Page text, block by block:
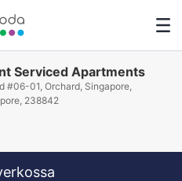
Serviced Apartments
#06-01, Orchard, Singapore,
238842